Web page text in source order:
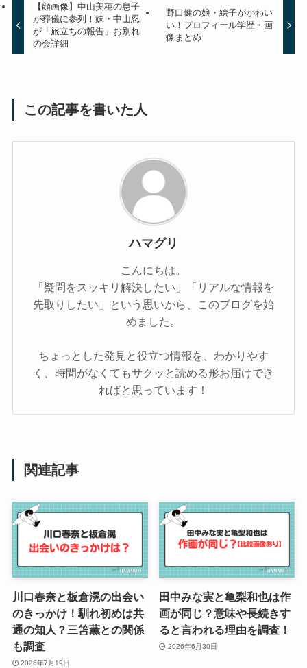
【顔画像】中山美穂の息子
が葬儀に参列！妹・中山忍
が「旅立ちの報告」お別れ
の会詳細
野口健の娘・絵子がかわい
い！プロフィール学歴・画
像まとめ
この記事を書いた人
ハマグリ
こんにちは。
「疑問をスッキリ解決したい」「リアルな情報を
先取りしたい」という思いから、このブログを始
めました。
ちょっとした発見と役立つ情報を、わかりやす
く、時間がなくてもサクッと読める形お届けでき
ればと思っています！
関連記事
川口春奈と板倉滉の出会い
のきっかけ！馴れ初めは共
通の知人？三笘薫との関係
も調査
2026年7月19日
田中みな実と亀梨和也は作
画が同じ？意味や長続きす
ると言われる理由を調査！
2026年6月30日